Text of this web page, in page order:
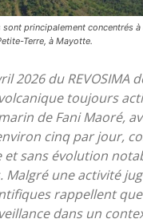
principalement concentrés à
Terre, à Mayotte.
2026 du REVOSIMA
toujours
de Fani Maoré,
cinq par jour,
et sans évolution
Malgré une activité
rappellent
dans un